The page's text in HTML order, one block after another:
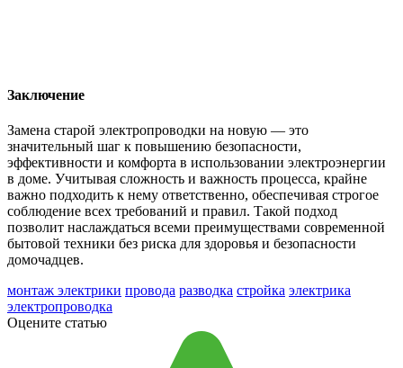
Заключение
Замена старой электропроводки на новую — это
значительный шаг к повышению безопасности,
эффективности и комфорта в использовании электроэнергии
в доме. Учитывая сложность и важность процесса, крайне
важно подходить к нему ответственно, обеспечивая строгое
соблюдение всех требований и правил. Такой подход
позволит наслаждаться всеми преимуществами современной
бытовой техники без риска для здоровья и безопасности
домочадцев.
монтаж электрики провода разводка стройка электрика
электропроводка
Оцените статью